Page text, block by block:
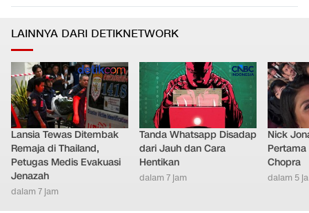
LAINNYA DARI DETIKNETWORK
Lansia Tewas Ditembak
Remaja di Thailand,
Petugas Medis Evakuasi
Jenazah
dalam 7 jam
Tanda Whatsapp Disadap
dari Jauh dan Cara
Hentikan
dalam 7 jam
Nick
Chopra
dalam 5